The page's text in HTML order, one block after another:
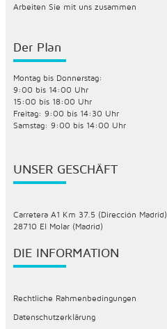
Arbeiten Sie mit uns zusammen
Der Plan
Montag bis Donnerstag:
9:00 bis 14:00 Uhr
15:00 bis 18:00 Uhr
Freitag: 9:00 bis 14:30 Uhr
Samstag: 9:00 bis 14:00 Uhr
UNSER GESCHÄFT
Carretera A1 Km 37.5 (Dirección Madrid)
28710 El Molar (Madrid)
DIE INFORMATION
Rechtliche Rahmenbedingungen
Datenschutzerklärung